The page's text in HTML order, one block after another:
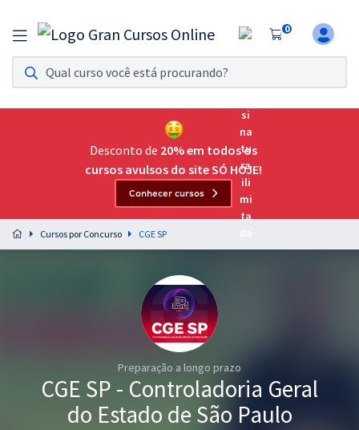
0
Assinatura Ilimitada 11
Acesso a todos os cursos. Teste grátis por 7 dias!
Assinatura OAB Até Passar
Acesso ilimitado a toda preparação para o Exame da
Preparação completa e intensiva para as principais
residências em saúde do Brasil
Graduação
Desconto de 20% em todos os
cursos avulsos do site SÓ HOJE!
Conhecer cursos
Cursos por Concurso CGE SP
Preparação a longo prazo
CGE SP - Controladoria Geral
do Estado de São Paulo